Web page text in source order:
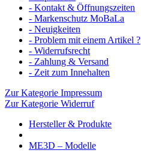
- Kontakt & Öffnungszeiten
- Markenschutz MoBaLa
- Neuigkeiten
- Problem mit einem Artikel ?
- Widerrufsrecht
- Zahlung & Versand
- Zeit zum Innehalten
Zur Kategorie Impressum
Zur Kategorie Widerruf
Hersteller & Produkte
ME3D – Modelle